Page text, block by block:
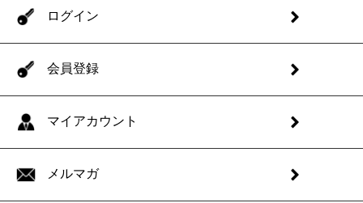
ログイン
会員登録
マイアカウント
メルマガ